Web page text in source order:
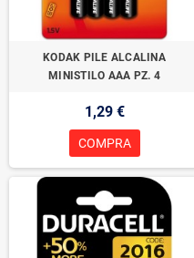
KODAK PILE ALCALINA
MINISTILO AAA PZ. 4
1,29 €
COMPRA